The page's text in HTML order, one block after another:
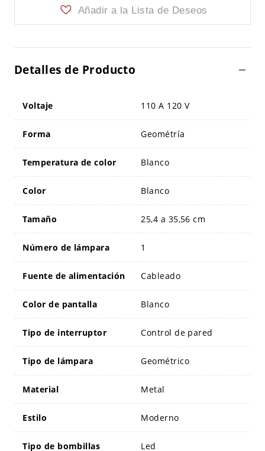
Añadir a la Lista de Deseos
Detalles de Producto
Voltaje 110 A 120 V
Forma Geométría
Temperatura de color Blanco
Color Blanco
Tamaño 25,4 a 35,56 cm
Número de lámpara 1
Fuente de alimentación Cableado
Color de pantalla Blanco
Tipo de interruptor Control de pared
Tipo de lámpara Geométrico
Material Metal
Estilo Moderno
Tipo de bombillas Led